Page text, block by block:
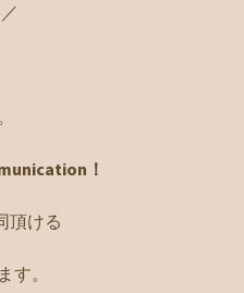
！
頂ける
す。